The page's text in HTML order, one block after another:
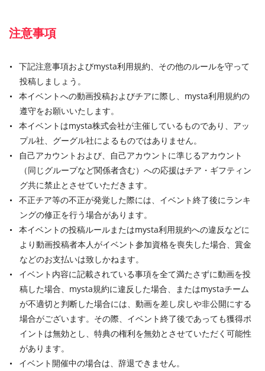
注意事項
下記注意事項およびmysta利用規約、その他のルールを守って
投稿しましょう。
本イベントへの動画投稿およびチアに際し、mysta利用規約の
遵守をお願いいたします。
本イベントはmysta株式会社が主催しているものであり、アッ
プル社、グーグル社によるものではありません。
自己アカウントおよび、自己アカウントに準じるアカウント
（同じグループなど関係者含む）への応援はチア・ギフティン
グ共に禁止とさせていただきます。
不正チア等の不正が発覚した際には、イベント終了後にランキ
ングの修正を行う場合があります。
本イベントの投稿ルールまたはmysta利用規約への違反などに
より動画投稿者本人がイベント参加資格を喪失した場合、賞金
などのお支払いは致しかねます。
イベント内容に記載されている事項を全て満たさずに動画を投
稿した場合、mysta規約に違反した場合、またはmystaチーム
が不適切と判断した場合には、動画を差し戻しや非公開にする
場合がございます。その際、イベント終了後であっても獲得ポ
イントは無効とし、特典の権利を無効とさせていただく可能性
があります。
イベント開催中の場合は、辞退できません。